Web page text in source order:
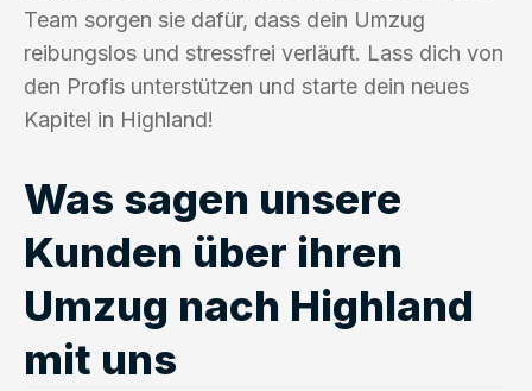
Team sorgen sie dafür, dass dein Umzug
reibungslos und stressfrei verläuft. Lass dich von
den Profis unterstützen und starte dein neues
Kapitel in Highland!
Was sagen unsere
Kunden über ihren
Umzug nach Highland
mit uns